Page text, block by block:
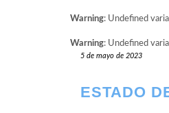
Warning: Undefined
Warning: Undefined
5 de mayo de 2023
ESTADO